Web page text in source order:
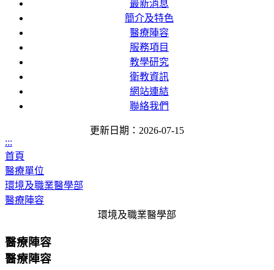
最新消息
簡介及特色
醫療陣容
服務項目
教學研究
衛教資訊
網站連結
聯絡我們
更新日期：2026-07-15
:::
首頁
醫療單位
環境及職業醫學部
醫療陣容
環境及職業醫學部
醫療陣容
醫療陣容